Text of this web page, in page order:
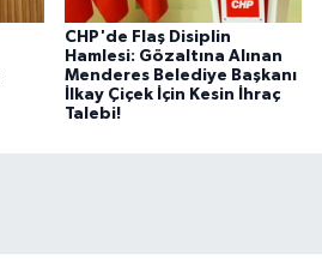
CHP'de Flaş Disiplin
Hamlesi: Gözaltına Alınan
Menderes Belediye Başkanı
İlkay Çiçek İçin Kesin İhraç
Talebi!